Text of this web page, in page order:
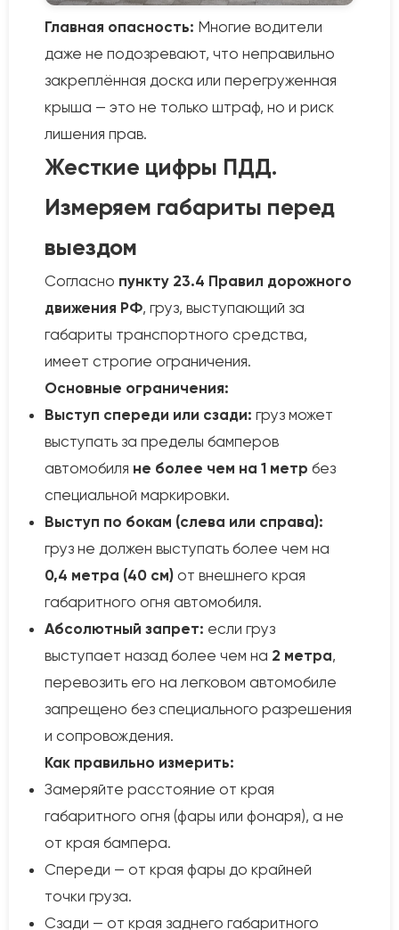
Главная опасность: Многие водители
даже не подозревают, что неправильно
закреплённая доска или перегруженная
крыша — это не только штраф, но и риск
лишения прав.
Жесткие цифры ПДД.
Измеряем габариты перед
выездом
Согласно пункту 23.4 Правил дорожного
движения РФ, груз, выступающий за
габариты транспортного средства,
имеет строгие ограничения.
Основные ограничения:
Выступ спереди или сзади: груз может
выступать за пределы бамперов
автомобиля не более чем на 1 метр без
специальной маркировки.
Выступ по бокам (слева или справа):
груз не должен выступать более чем на
0,4 метра (40 см) от внешнего края
габаритного огня автомобиля.
Абсолютный запрет: если груз
выступает назад более чем на 2 метра,
перевозить его на легковом автомобиле
запрещено без специального разрешения
и сопровождения.
Как правильно измерить:
Замеряйте расстояние от края
габаритного огня (фары или фонаря), а не
от края бампера.
Спереди — от края фары до крайней
точки груза.
Сзади — от края заднего габаритного